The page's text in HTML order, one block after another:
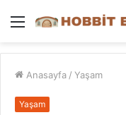
Menü
Anasayfa / Yaşam
Yaşam